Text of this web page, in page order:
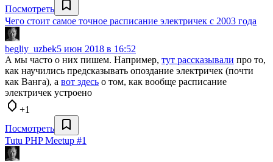
Посмотреть
Чего стоит самое точное расписание электричек с 2003 года
begliy_uzbek5 июн 2018 в 16:52
А мы часто о них пишем. Например, тут рассказывали про то,
как научились предсказывать опоздание электричек (почти
как Ванга), а вот здесь о том, как вообще расписание
электричек устроено
+1
Посмотреть
Tutu PHP Meetup #1